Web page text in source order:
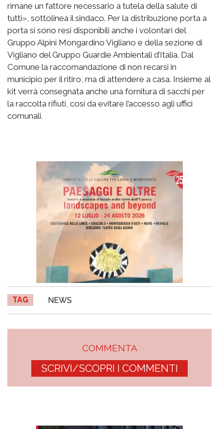
rimane un fattore necessario a tutela della salute di
tutti», sottolinea il sindaco. Per la distribuzione porta a
porta si sono resi disponibili anche i volontari del
Gruppo Alpini Mongardino Vigliano e della sezione di
Vigliano del Gruppo Guardie Ambientali d’Italia. Dal
Comune la raccomandazione di non recarsi in
municipio per il ritiro, ma di attendere a casa. Insieme al
kit verrà consegnata anche una fornitura di sacchi per
la raccolta rifiuti, così da evitare l’accesso agli uffici
comunali.
TAG NEWS
COMMENTA
SCRIVI/SCOPRI I COMMENTI